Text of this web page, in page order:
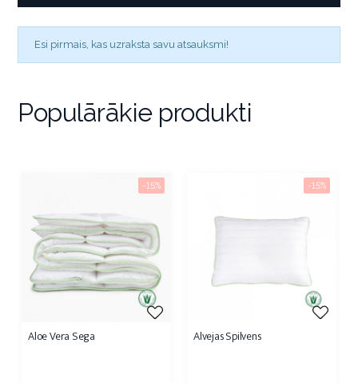
Esi pirmais, kas uzraksta savu atsauksmi!
Populārākie produkti
Aloe Vera Sega
-15%
Alvejas Spilvens
-15%